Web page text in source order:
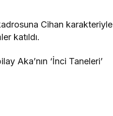
Cihan karakteriyle
katıldı.
Aka’nın ‘İnci Taneleri’